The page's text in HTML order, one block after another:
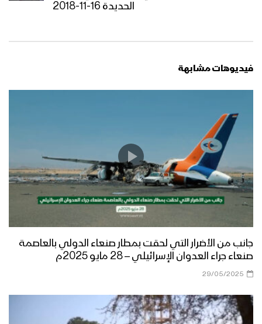
الحديدة 16-11-2018
فيديوهات مشابهة
جانب من الأضرار التي لحقت بمطار صنعاء الدولي بالعاصمة
صنعاء جراء العدوان الإسرائيلي – 28 مايو 2025م
29/05/2025